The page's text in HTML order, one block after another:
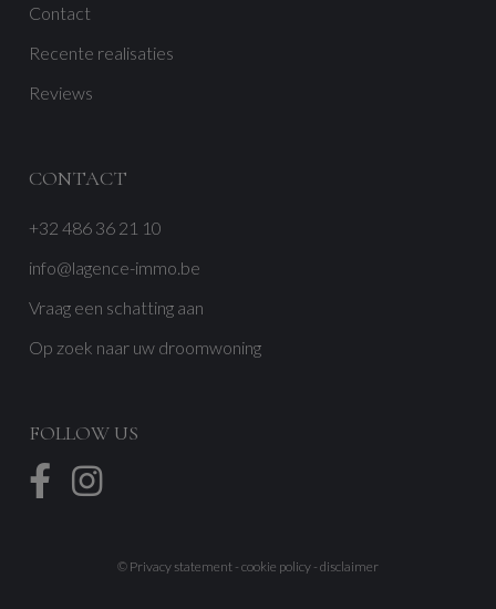
Contact
Recente realisaties
Reviews
CONTACT
+32 486 36 21 10
info@lagence-immo.be
Vraag een schatting aan
Op zoek naar uw droomwoning
FOLLOW US
© Privacy statement - cookie policy - disclaimer